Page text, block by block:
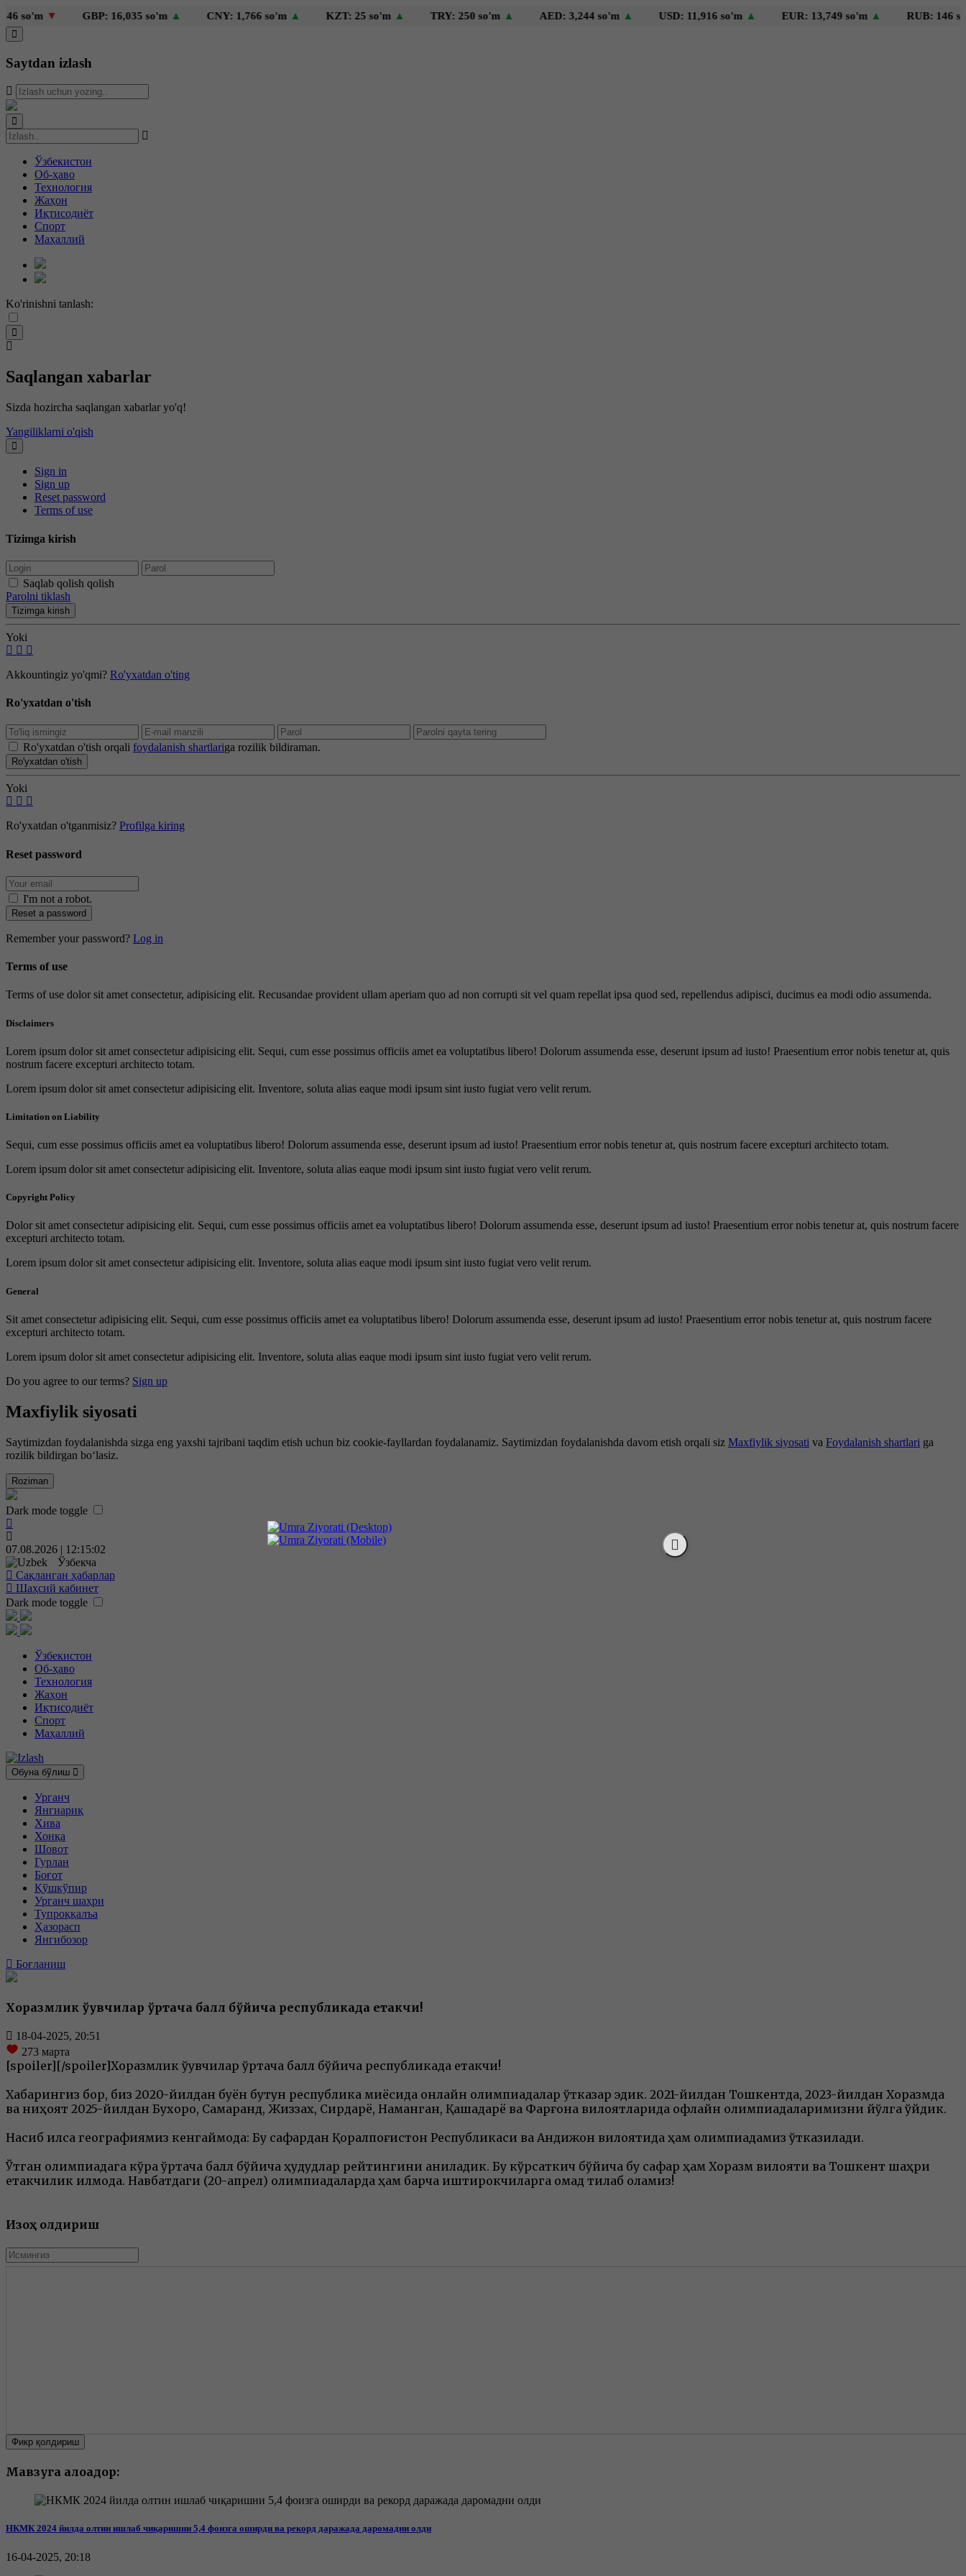
▼ GBP: 16,035 so'm▲ CNY: 1,766 so'm▲ KZT: 25 so'm▲ TRY: 250 so'm▲ AED: 3,244 so'm▲ USD: 11,916 so'm▲ EUR: 13,749 so'm▲ RUB: 146 so'm▼
Saytdan izlash
Ўзбекистон
Об-ҳаво
Технология
Жаҳон
Иқтисодиёт
Спорт
Маҳаллий
Ko'rinishni tanlash:
Saqlangan xabarlar
Sizda hozircha saqlangan xabarlar yo'q!
Yangiliklarni o'qish
Sign in
Sign up
Reset password
Terms of use
Tizimga kirish
Saqlab qolish qolish
Parolni tiklash
Tizimga kirish
Yoki
Akkountingiz yo'qmi? Ro'yxatdan o'ting
Ro'yxatdan o'tish
Ro'yxatdan o'tish orqali foydalanish shartlariga rozilik bildiraman.
Ro'yxatdan o'tish
Yoki
Ro'yxatdan o'tganmisiz? Profilga kiring
Reset password
I'm not a robot.
Reset a password
Remember your password? Log in
Terms of use
Terms of use dolor sit amet consectetur, adipisicing elit. Recusandae provident ullam aperiam quo ad non corrupti sit vel quam repellat ipsa quod sed, repellendus adipisci, ducimus ea modi odio assumenda.
Disclaimers
Lorem ipsum dolor sit amet consectetur adipisicing elit. Sequi, cum esse possimus officiis amet ea voluptatibus libero! Dolorum assumenda esse, deserunt ipsum ad iusto! Praesentium error nobis tenetur at, quis
nostrum facere excepturi architecto totam.
Lorem ipsum dolor sit amet consectetur adipisicing elit. Inventore, soluta alias eaque modi ipsum sint iusto fugiat vero velit rerum.
Limitation on Liability
Sequi, cum esse possimus officiis amet ea voluptatibus libero! Dolorum assumenda esse, deserunt ipsum ad iusto! Praesentium error nobis tenetur at, quis nostrum facere excepturi architecto totam.
Lorem ipsum dolor sit amet consectetur adipisicing elit. Inventore, soluta alias eaque modi ipsum sint iusto fugiat vero velit rerum.
Copyright Policy
Dolor sit amet consectetur adipisicing elit. Sequi, cum esse possimus officiis amet ea voluptatibus libero! Dolorum assumenda esse, deserunt ipsum ad iusto! Praesentium error nobis tenetur at, quis nostrum facere
excepturi architecto totam.
Lorem ipsum dolor sit amet consectetur adipisicing elit. Inventore, soluta alias eaque modi ipsum sint iusto fugiat vero velit rerum.
General
Sit amet consectetur adipisicing elit. Sequi, cum esse possimus officiis amet ea voluptatibus libero! Dolorum assumenda esse, deserunt ipsum ad iusto! Praesentium error nobis tenetur at, quis nostrum facere
excepturi architecto totam.
Lorem ipsum dolor sit amet consectetur adipisicing elit. Inventore, soluta alias eaque modi ipsum sint iusto fugiat vero velit rerum.
Do you agree to our terms? Sign up
Maxfiylik siyosati
Saytimizdan foydalanishda sizga eng yaxshi tajribani taqdim etish uchun biz cookie-fayllardan foydalanamiz. Saytimizdan foydalanishda davom etish orqali siz Maxfiylik siyosati va Foydalanish shartlari ga
rozilik bildirgan bo‘lasiz.
Roziman
Dark mode toggle
07.08.2026 | 12:15:03
Ўзбекча
Сақланган ҳабарлар
Шаҳсий кабинет
Dark mode toggle
Ўзбекистон
Об-ҳаво
Технология
Жаҳон
Иқтисодиёт
Спорт
Маҳаллий
Обуна бўлиш
Урганч
Янгиариқ
Хива
Хонқа
Шовот
Гурлан
Боғот
Қўшкўпир
Урганч шаҳри
Тупроққалъа
Ҳазорасп
Янгибозор
Боғланиш
Хоразмлик ўқувчилар ўртача балл бўйича республикада етакчи!
18-04-2025, 20:51
273 марта
[spoiler][/spoiler]Хоразмлик ўқувчилар ўртача балл бўйича республикада етакчи!
Хабарингиз бор, биз 2020-йилдан буён бутун республика миқёсида онлайн олимпиадалар ўтказар эдик. 2021-йилдан Тошкентда, 2023-йилдан Хоразмда
ва ниҳоят 2025-йилдан Бухоро, Самарқанд, Жиззах, Сирдарё, Наманган, Қашқадарё ва Фарғона вилоятларида офлайн олимпиадаларимизни йўлга қўйдик.
Насиб қилса географиямиз кенгаймоқда: Бу сафардан Қорқалпоғистон Республикаси ва Андижон вилоятида ҳам олимпиадамиз ўтказилади.
Ўтган олимпиадага кўра ўртача балл бўйича ҳудудлар рейтингини аниқладик. Бу кўрсаткич бўйича бу сафар ҳам Хоразм вилояти ва Тошкент шаҳри
етакчилик қилмоқда. Навбатдаги (20-апрел) олимпиадаларда ҳам барча иштирокчиларга омад тилаб қоламиз!
Изоҳ қолдириш
Фикр қолдириш
Мавзуга алоқадор:
НКМК 2024 йилда олтин ишлаб чиқаришни 5,4 фоизга оширди ва рекорд даражада даромадни олди
16-04-2025, 20:18